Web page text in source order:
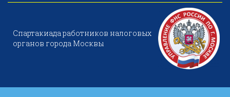
Спартакиада работников налоговых
органов города Москвы